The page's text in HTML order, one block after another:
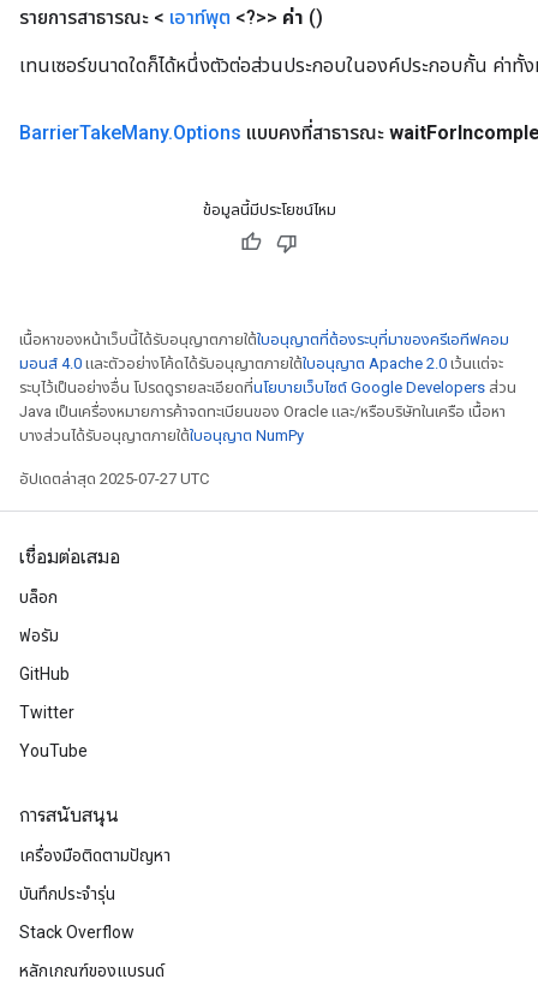
รายการสาธารณะ < เอาท์พุต <?>> ค่า ()
เทนเซอร์ขนาดใดก็ได้หนึ่งตัวต่อส่วนประกอบในองค์ประกอบกั้น ค่าทั้
BarrierTakeMany.Options แบบคงที่สาธารณะ waitFor
ข้อมูลนี้มีประโยชน์ไหม
เนื้อหาของหน้าเว็บนี้ได้รับอนุญาตภายใต้ใบอนุญาตที่ต้องระบุที่มาของครีเอทีฟคอม
มอนส์ 4.0 และตัวอย่างโค้ดได้รับอนุญาตภายใต้ใบอนุญาต Apache 2.0 เว้นแต่จะ
ระบุไว้เป็นอย่างอื่น โปรดดูรายละเอียดที่นโยบายเว็บไซต์ Google Developers ส่วน
Java เป็นเครื่องหมายการค้าจดทะเบียนของ Oracle และ/หรือบริษัทในเครือ เนื้อหา
บางส่วนได้รับอนุญาตภายใต้ใบอนุญาต NumPy
อัปเดตล่าสุด 2025-07-27 UTC
เชื่อมต่อเสมอ
บล็อก
ฟอรัม
GitHub
Twitter
YouTube
การสนับสนุน
เครื่องมือติดตามปัญหา
บันทึกประจำรุ่น
Stack Overflow
หลักเกณฑ์ของแบรนด์